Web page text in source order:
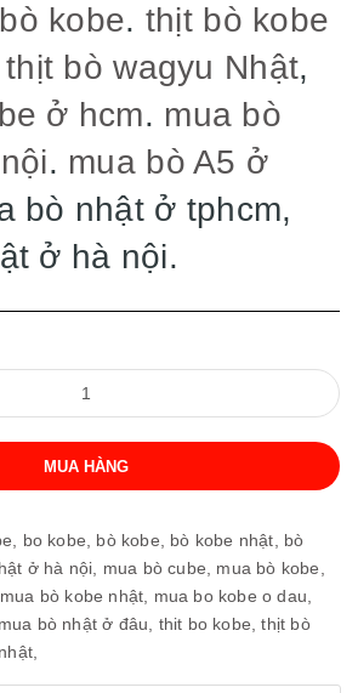
kobe. thịt bò kobe
thịt bò wagyu Nhật,
ở hcm. mua bò
. mua bò A5 ở
bò nhật ở tphcm,
ở hà nội.
MUA HÀNG
bo kobe, bò kobe, bò kobe nhật, bò
ở hà nội, mua bò cube, mua bò kobe,
mua bò kobe nhật, mua bo kobe o dau,
mua bò nhật ở đâu, thit bo kobe,thịt bò